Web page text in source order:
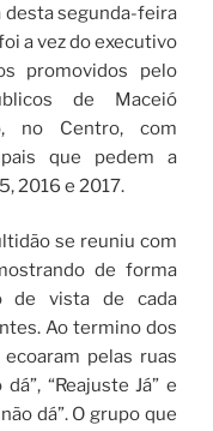
desta segunda-feira
a vez do executivo
promovidos pelo
de Maceió
no Centro, com
que pedem a
2016 e 2017.
se reuniu com
de forma
de vista de cada
Ao termino dos
pelas ruas
“Reajuste Já” e
dá”. O grupo que